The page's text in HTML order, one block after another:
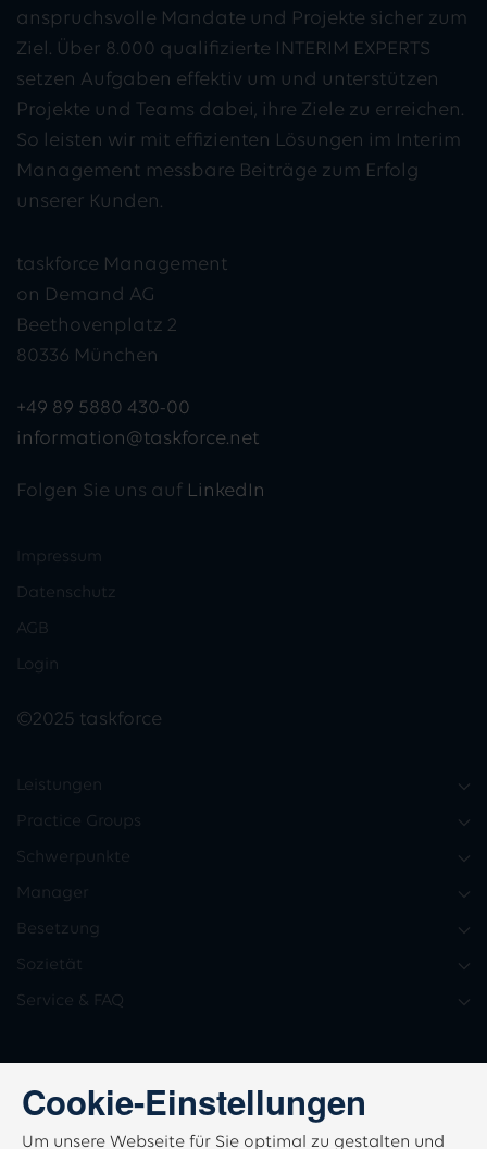
anspruchsvolle Mandate und Projekte sicher zum
Ziel. Über 8.000 qualifizierte INTERIM EXPERTS
setzen Aufgaben effektiv um und unterstützen
Projekte und Teams dabei, ihre Ziele zu erreichen.
So leisten wir mit effizienten Lösungen im Interim
Management messbare Beiträge zum Erfolg
unserer Kunden.
taskforce Management
on Demand AG
Beethovenplatz 2
80336 München
+49 89 5880 430-00
information@taskforce.net
Folgen Sie uns auf LinkedIn
Impressum
Datenschutz
AGB
Login
©2025 taskforce
Leistungen
Practice Groups
Schwerpunkte
Manager
Besetzung
Sozietät
Service & FAQ
Cookie-Einstellungen
Um unsere Webseite für Sie optimal zu gestalten und